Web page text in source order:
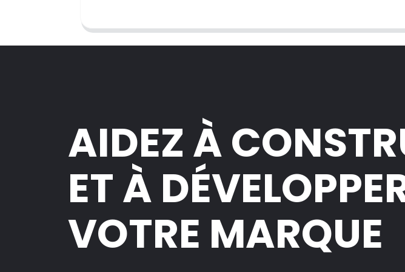
AIDEZ À
ET À
VOTRE MARQUE